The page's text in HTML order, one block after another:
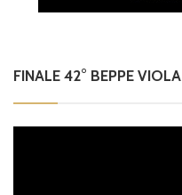
FINALE 42° BEPPE VIOLA